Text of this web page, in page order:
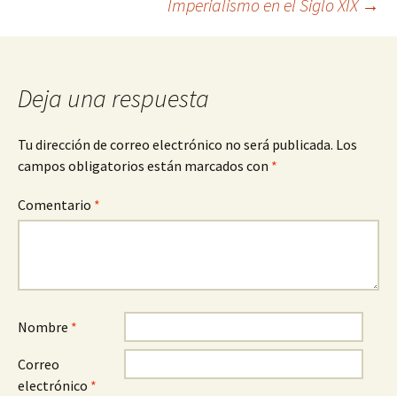
entradas
Imperialismo en el Siglo XIX →
Deja una respuesta
Tu dirección de correo electrónico no será publicada. Los
campos obligatorios están marcados con *
Comentario *
Nombre *
Correo
electrónico *